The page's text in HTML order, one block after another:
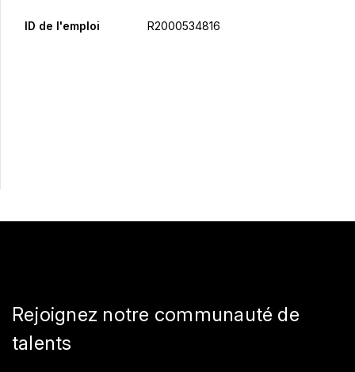
ID de l'emploi R2000534816
Rejoignez notre communauté de
talents